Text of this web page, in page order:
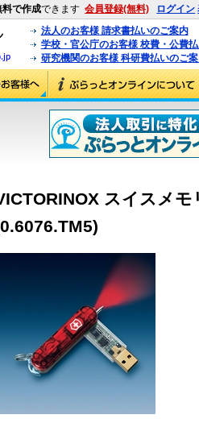
料で作成できます 会員登録(無料) ログイン
法人のお客様 請求書払いのご案内
学校・官公庁のお客様 校費・公費
研究機関のお客様 科研費払いのご
スイスメ